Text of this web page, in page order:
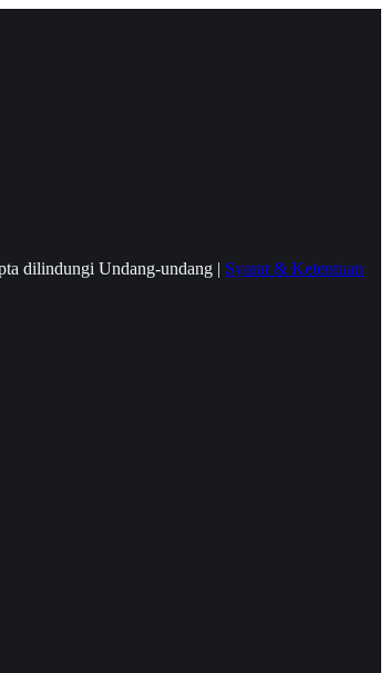
dilindungi Undang-undang | Syarat & Ketentuan